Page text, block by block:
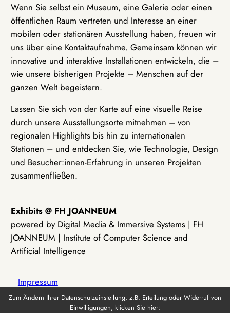
Wenn Sie selbst ein Museum, eine Galerie oder einen
öffentlichen Raum vertreten und Interesse an einer
mobilen oder stationären Ausstellung haben, freuen wir
uns über eine Kontaktaufnahme. Gemeinsam können wir
innovative und interaktive Installationen entwickeln, die –
wie unsere bisherigen Projekte – Menschen auf der
ganzen Welt begeistern.
Lassen Sie sich von der Karte auf eine visuelle Reise
durch unsere Ausstellungsorte mitnehmen – von
regionalen Highlights bis hin zu internationalen
Stationen – und entdecken Sie, wie Technologie, Design
und Besucher:innen-Erfahrung in unseren Projekten
zusammenfließen.
Exhibits @ FH JOANNEUM
powered by Digital Media & Immersive Systems | FH
JOANNEUM | Institute of Computer Science and
Artificial Intelligence
Impressum
Zum Ändern Ihrer Datenschutzeinstellung, z.B. Erteilung oder Widerruf von
Einwilligungen, klicken Sie hier: